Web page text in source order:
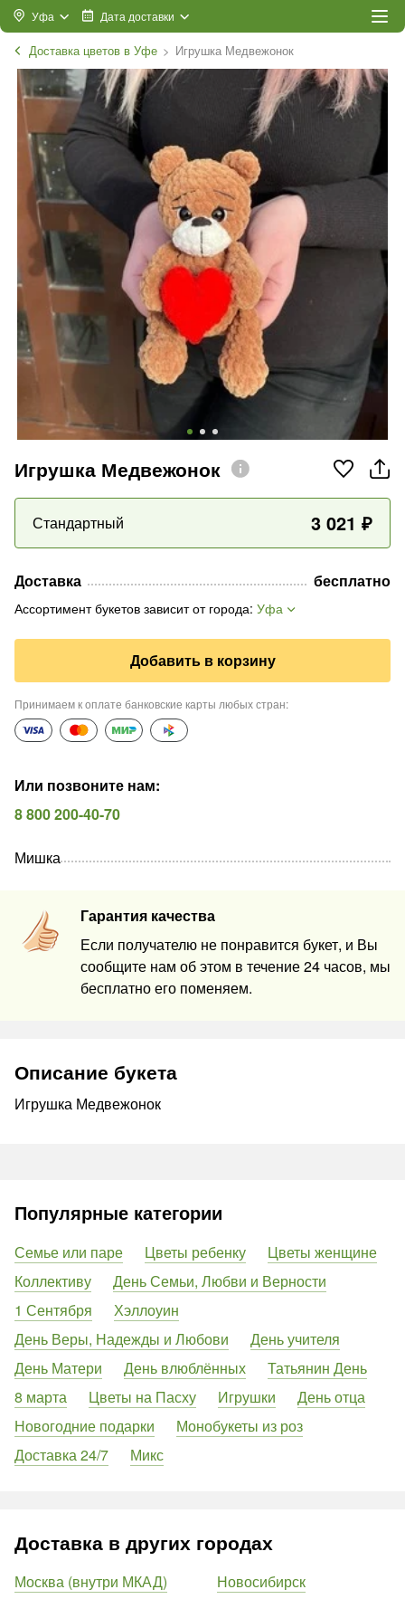
Уфа Дата доставки
Доставка цветов в Уфе Игрушка Медвежонок
Игрушка Медвежонок
Стандартный 3 021 ₽
Доставка бесплатно
Ассортимент букетов зависит от города: Уфа
Добавить в корзину
Принимаем к оплате банковские карты любых стран:
Или позвоните нам:
8 800 200-40-70
Гарантия качества
Если получателю не понравится букет, и Вы
сообщите нам об этом в течение 24 часов, мы
бесплатно его поменяем.
Мишка
Описание букета
Игрушка Медвежонок
Популярные категории
Семье или паре Цветы ребенку
Цветы женщине
Коллективу
День Семьи, Любви и Верности
1 Сентября
Хэллоуин
День Веры, Надежды и Любови
День учителя
День Матери
День влюблённых
Татьянин День
8 марта
Цветы на Пасху Игрушки
День отца
Новогодние подарки
Монобукеты из роз
Доставка 24/7
Микс
Доставка в других городах
Москва (внутри МКАД)
Новосибирск